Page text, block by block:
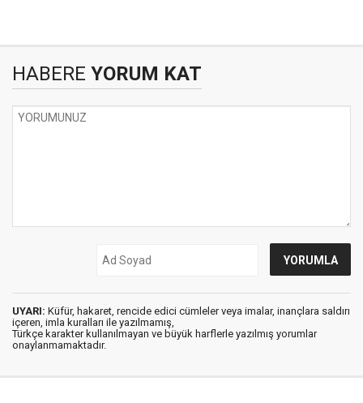
HABERE YORUM KAT
UYARI: Küfür, hakaret, rencide edici cümleler veya imalar, inançlara saldırı
içeren, imla kuralları ile yazılmamış,
Türkçe karakter kullanılmayan ve büyük harflerle yazılmış yorumlar
onaylanmamaktadır.